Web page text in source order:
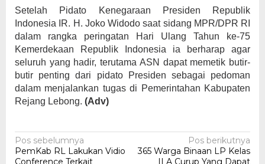
Setelah Pidato Kenegaraan Presiden Republik
Indonesia IR. H. Joko Widodo saat sidang MPR/DPR RI
dalam rangka peringatan Hari Ulang Tahun ke-75
Kemerdekaan Republik Indonesia ia berharap agar
seluruh yang hadir, terutama ASN dapat memetik butir-
butir penting dari pidato Presiden sebagai pedoman
dalam menjalankan tugas di Pemerintahan Kabupaten
Rejang Lebong. (Adv)
Navigasi
pos
Pos sebelumnya
PemKab RL Lakukan Vidio
Conference Terkait
Pos berikutnya
365 Warga Binaan LP Kelas
II A Curup Yang Dapat